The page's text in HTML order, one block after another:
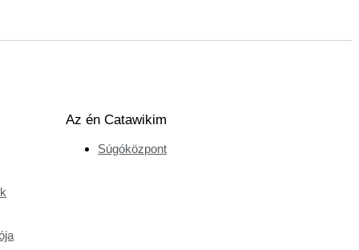
Az én Catawikim
Súgóközpont